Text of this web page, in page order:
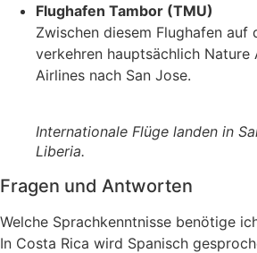
Flughafen Tambor (TMU)
Zwischen diesem Flughafen auf
verkehren hauptsächlich Nature
Airlines nach San Jose.
Internationale Flüge landen in
Liberia.
Fragen und Antworten
Welche Sprachkenntnisse benötige
In Costa Rica wird Spanisch